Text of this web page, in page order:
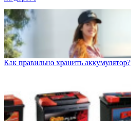
Как правильно хранить аккумулятор?